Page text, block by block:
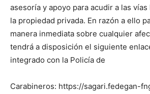
asesoría y apoyo para acudir a las
la propiedad privada. En razón a ello
manera inmediata sobre cualquier
tendrá a disposición el siguiente
integrado con la Policía de
Carabineros: https://sagari.fedegan-